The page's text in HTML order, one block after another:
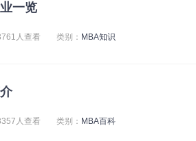
一览
人查看 类别： MBA知识
人查看 类别： MBA百科